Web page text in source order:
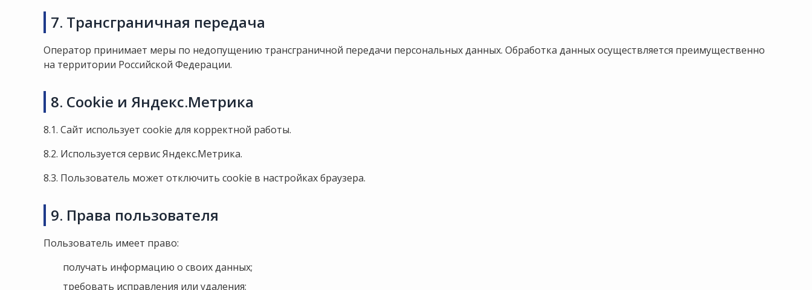
7. Трансграничная передача
Оператор принимает меры по недопущению трансграничной передачи персональных данных. Обработка данных осуществляется преимущественно
на территории Российской Федерации.
8. Cookie и Яндекс.Метрика
8.1. Сайт использует cookie для корректной работы.
8.2. Используется сервис Яндекс.Метрика.
8.3. Пользователь может отключить cookie в настройках браузера.
9. Права пользователя
Пользователь имеет право:
получать информацию о своих данных;
требовать исправления или удаления;